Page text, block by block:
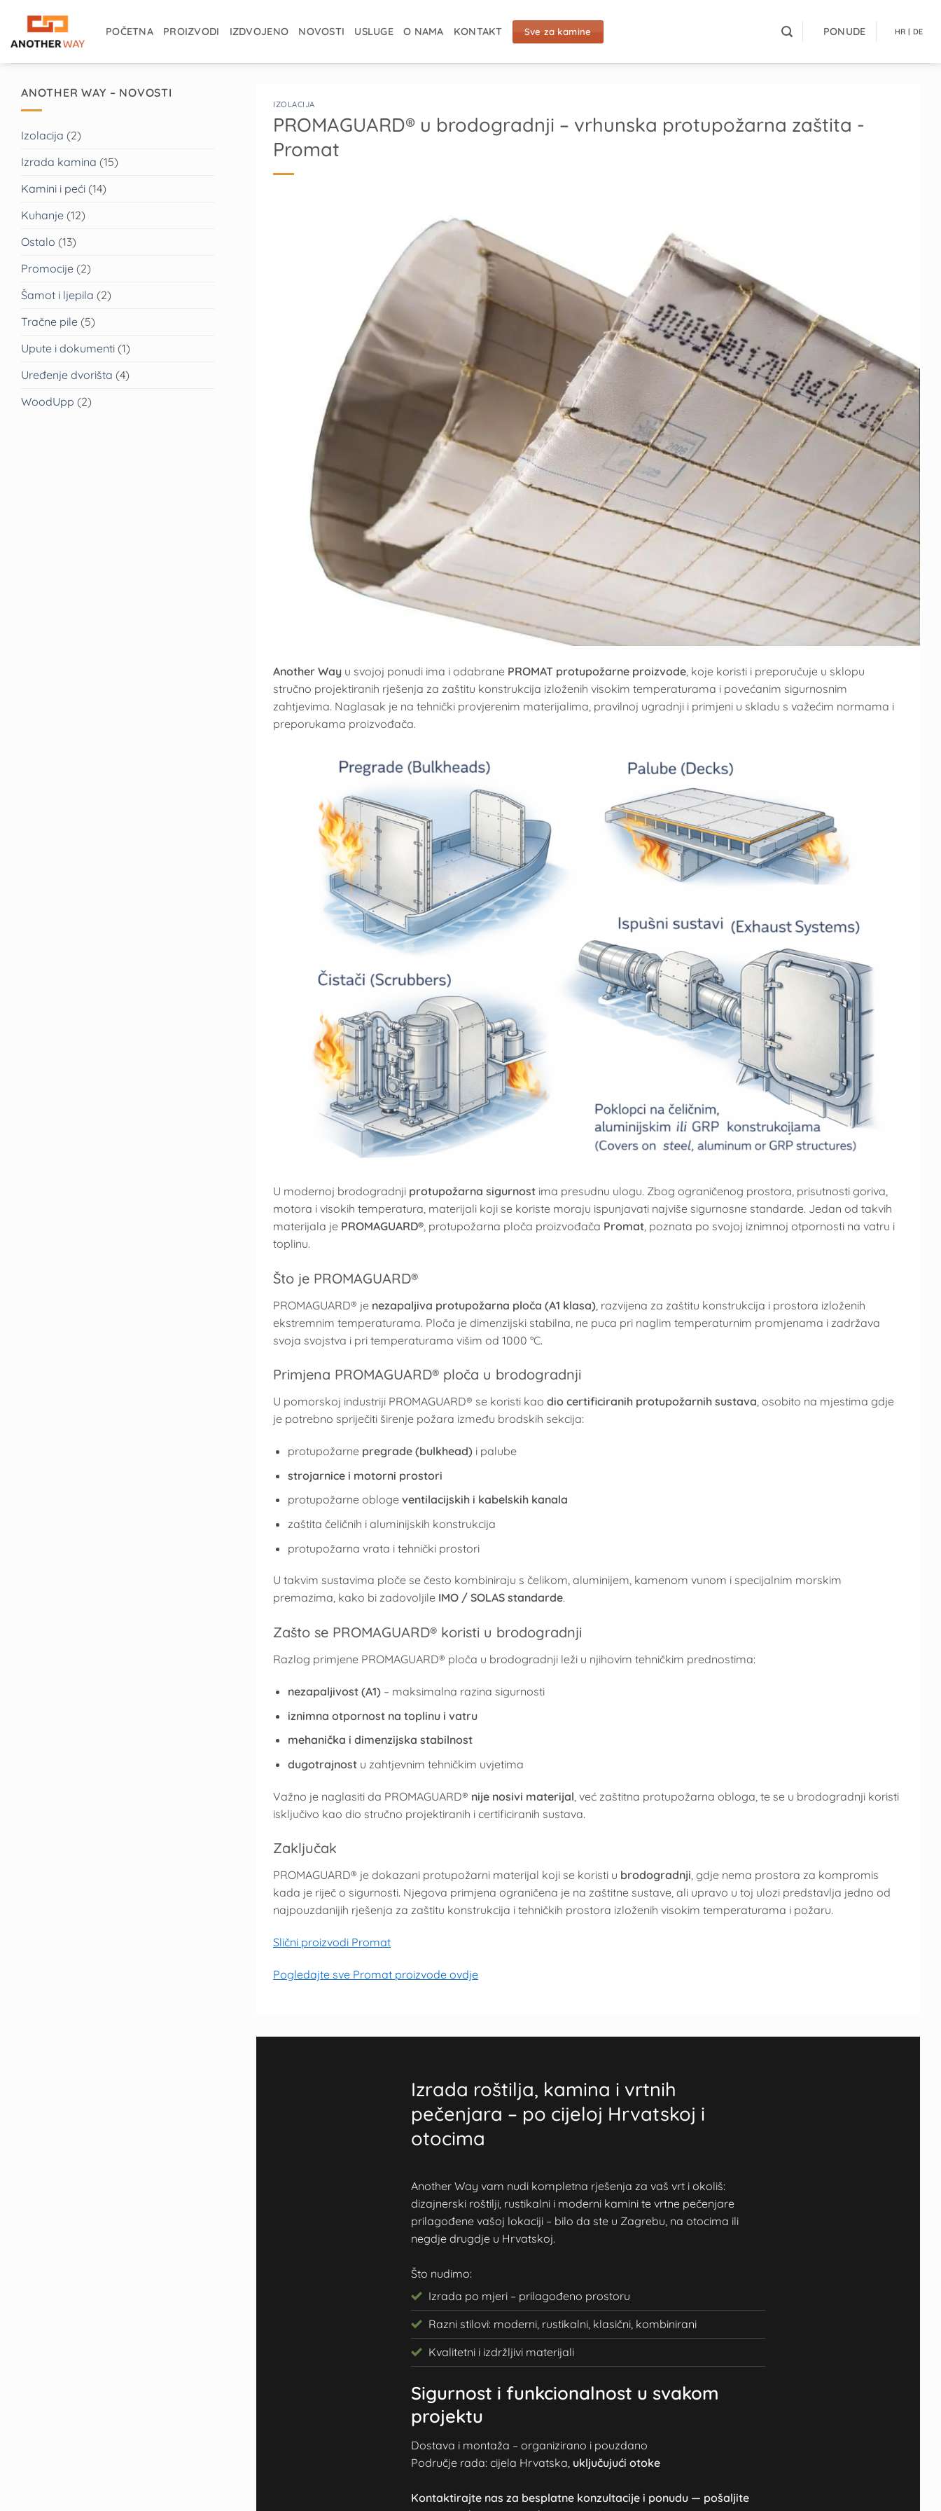
content
POČETNA PROIZVODI IZDVOJENO NOVOSTI USLUGE O NAMA KONTAKT Sve za kamine PONUDE HR | DE
ANOTHER WAY – NOVOSTI
Izolacija (2)
Izrada kamina (15)
Kamini i peći (14)
Kuhanje (12)
Ostalo (13)
Promocije (2)
Šamot i ljepila (2)
Tračne pile (5)
Upute i dokumenti (1)
Uređenje dvorišta (4)
WoodUpp (2)
IZOLACIJA
PROMAGUARD® u brodogradnji – vrhunska protupožarna zaštita -
Promat
Another Way u svojoj ponudi ima i odabrane PROMAT protupožarne proizvode , koje koristi i preporučuje u sklopu
stručno projektiranih rješenja za zaštitu konstrukcija izloženih visokim temperaturama i povećanim sigurnosnim
zahtjevima. Naglasak je na tehnički provjerenim materijalima, pravilnoj ugradnji i primjeni u skladu s važećim normama i
preporukama proizvođača.
U modernoj brodogradnji protupožarna sigurnost ima presudnu ulogu. Zbog ograničenog prostora, prisutnosti goriva,
motora i visokih temperatura, materijali koji se koriste moraju ispunjavati najviše sigurnosne standarde. Jedan od takvih
materijala je PROMAGUARD® , protupožarna ploča proizvođača Promat , poznata po svojoj iznimnoj otpornosti na vatru i
toplinu.
Što je PROMAGUARD®
PROMAGUARD® je nezapaljiva protupožarna ploča (A1 klasa) , razvijena za zaštitu konstrukcija i prostora izloženih
ekstremnim temperaturama. Ploča je dimenzijski stabilna, ne puca pri naglim temperaturnim promjenama i zadržava
svoja svojstva i pri temperaturama višim od 1000 °C.
Primjena PROMAGUARD® ploča u brodogradnji
U pomorskoj industriji PROMAGUARD® se koristi kao dio certificiranih protupožarnih sustava, osobito na mjestima gdje
je potrebno spriječiti širenje požara između brodskih sekcija:
protupožarne pregrade (bulkhead)i palube
strojarnice i motorni prostori
protupožarne obloge ventilacijskih i kabelskih kanala
zaštita čeličnih i aluminijskih konstrukcija
protupožarna vrata i tehnički prostori
U takvim sustavima ploče se često kombiniraju s čelikom, aluminijem, kamenom vunom i specijalnim morskim
premazima, kako bi zadovoljile IMO / SOLAS standarde.
Zašto se PROMAGUARD® koristi u brodogradnji
Razlog primjene PROMAGUARD® ploča u brodogradnji leži u njihovim tehničkim prednostima:
nezapaljivost (A1)– maksimalna razina sigurnosti
iznimna otpornost na toplinu i vatru
mehanička i dimenzijska stabilnost
dugotrajnostu zahtjevnim tehničkim uvjetima
Važno je naglasiti da PROMAGUARD® nije nosivi materijal , već zaštitna protupožarna obloga, te se u brodogradnji koristi
isključivo kao dio stručno projektiranih i certificiranih sustava.
Zaključak
PROMAGUARD® je dokazani protupožarni materijal koji se koristi u brodogradnji, gdje nema prostora za kompromis
kada je riječ o sigurnosti. Njegova primjena ograničena je na zaštitne sustave, ali upravo u toj ulozi predstavlja jedno od
najpouzdanijih rješenja za zaštitu konstrukcija i tehničkih prostora izloženih visokim temperaturama i požaru.
Slični proizvodi Promat
Pogledajte sve Promat proizvode ovdje
Izrada roštilja, kamina i vrtnih
pečenjara – po cijeloj Hrvatskoj i
otocima
Another Way vam nudi kompletna rješenja za vaš vrt i okoliš:
dizajnerski roštilji, rustikalni i moderni kamini te vrtne pečenjare
prilagođene vašoj lokaciji – bilo da ste u Zagrebu, na otocima ili
negdje drugdje u Hrvatskoj.
Što nudimo:
Izrada po mjeri – prilagođeno prostoru
Razni stilovi: moderni, rustikalni, klasični, kombinirani
Kvalitetni i izdržljivi materijali
Sigurnost i funkcionalnost u svakom
projektu
Dostava i montaža – organizirano i pouzdano
Područje rada: cijela Hrvatska, uključujući otoke
Kontaktirajte nas za besplatne konzultacije i ponudu — pošaljite